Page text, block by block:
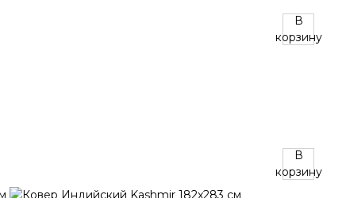
В
корзину
В
корзину